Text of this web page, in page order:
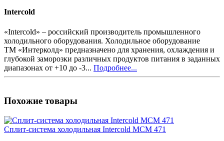
Intercold
«Intercold» – российский производитель промышленного
холодильного оборудования. Холодильное оборудование
ТМ «Интерколд» предназначено для хранения, охлаждения и
глубокой заморозки различных продуктов питания в заданных
диапазонах от +10 до -3... Подробнее...
Похожие товары
Сплит-система холодильная Intercold MCM 471